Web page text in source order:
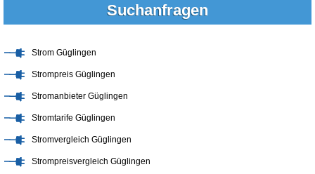
Suchanfragen
Strom Güglingen
Strompreis Güglingen
Stromanbieter Güglingen
Stromtarife Güglingen
Stromvergleich Güglingen
Strompreisvergleich Güglingen